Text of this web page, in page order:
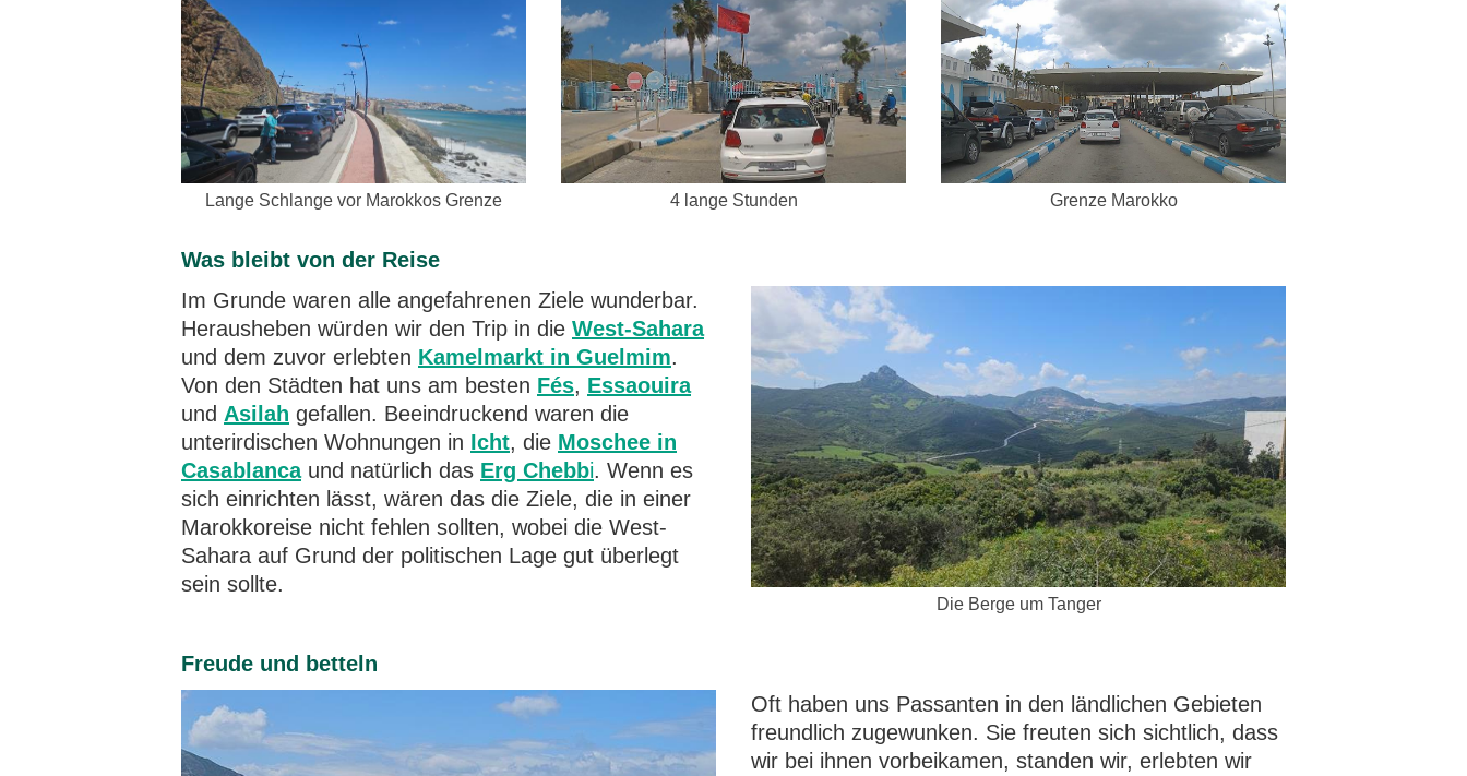
Lange Schlange vor Marokkos Grenze 4 lange Stunden Grenze Marokko
Was bleibt von der Reise
Im Grunde waren alle angefahrenen Ziele wunderbar.
Herausheben würden wir den Trip in die West-Sahara
und dem zuvor erlebten Kamelmarkt in Guelmim.
Von den Städten hat uns am besten Fés, Essaouira
und Asilah gefallen. Beeindruckend waren die
unterirdischen Wohnungen in Icht, die Moschee in
Casablancaund natürlich das Erg Chebbi. Wenn es
sich einrichten lässt, wären das die Ziele, die in einer
Marokkoreise nicht fehlen sollten, wobei die West-
Sahara auf Grund der politischen Lage gut überlegt
sein sollte.
Die Berge um Tanger
Freude und betteln
Oft haben uns Passanten in den ländlichen Gebieten
freundlich zugewunken. Sie freuten sich sichtlich, dass
wir bei ihnen vorbeikamen, standen wir, erlebten wir